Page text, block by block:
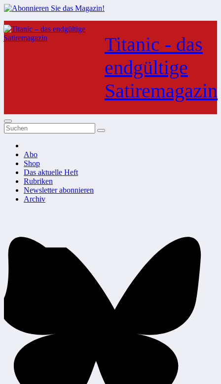
Zum
Inhalt
springen
Titanic - das
endgültige
Satiremagazin
Abo
Shop
Das aktuelle Heft
Rubriken
Newsletter abonnieren
Archiv